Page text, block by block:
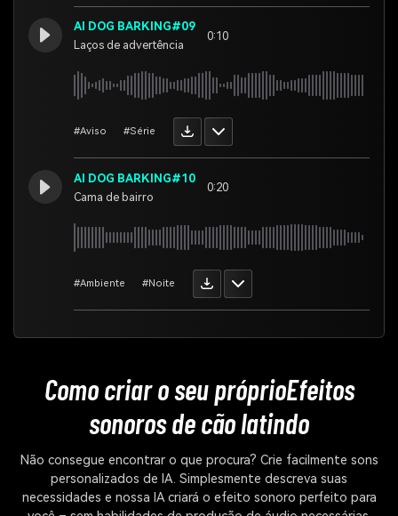
AI DOG BARKING#09
Laços de advertência
0:10
#Aviso #Série
AI DOG BARKING#10
Cama de bairro
0:20
#Ambiente #Noite
Como criar o seu próprioEfeitos
sonoros de cão latindo
Não consegue encontrar o que procura? Crie facilmente sons
personalizados de IA. Simplesmente descreva suas
necessidades e nossa IA criará o efeito sonoro perfeito para